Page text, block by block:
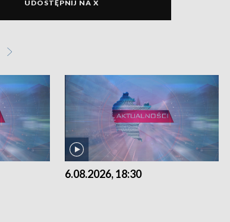
UDOSTĘPNIJ NA X
6.08.2026, 18:30